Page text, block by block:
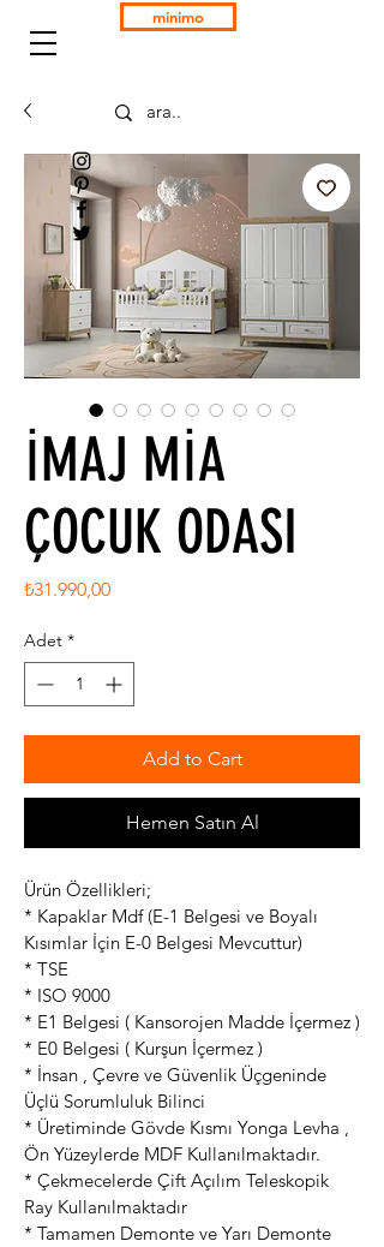
minimo
İMAJ MİA
ÇOCUK ODASI
₺31.990,00Fiyat
Adet *
Add to Cart
Hemen Satın Al
Ürün Özellikleri;
* Kapaklar Mdf (E-1 Belgesi ve Boyalı
Kısımlar İçin E-0 Belgesi Mevcuttur)
* TSE
* ISO 9000
* E1 Belgesi ( Kansorojen Madde İçermez )
* E0 Belgesi ( Kurşun İçermez )
* İnsan , Çevre ve Güvenlik Üçgeninde
Üçlü Sorumluluk Bilinci
* Üretiminde Gövde Kısmı Yonga Levha ,
Ön Yüzeylerde MDF Kullanılmaktadır.
* Çekmecelerde Çift Açılım Teleskopik
Ray Kullanılmaktadır
* Tamamen Demonte ve Yarı Demonte